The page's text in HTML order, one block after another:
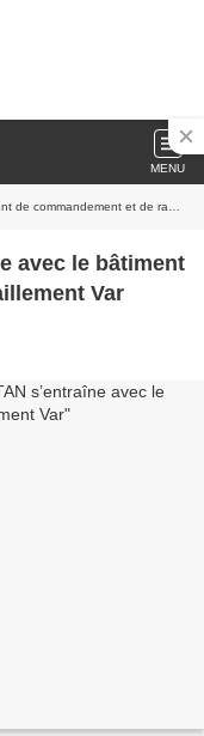
MENU
et de ravitaillement Var
avec le bâtiment
Var